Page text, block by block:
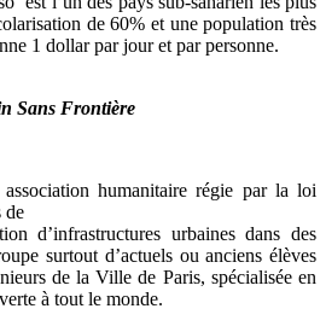
de 60% et une population très
1 dollar par jour et par personne.
Sans Frontière
humanitaire régie par la loi
de
d’infrastructures urbaines dans des
surtout d’actuels ou anciens élèves
de la Ville de Paris, spécialisée en
à tout le monde.